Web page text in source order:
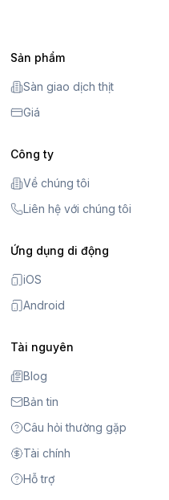
Sản phẩm
Sàn giao dịch thịt
Giá
Công ty
Về chúng tôi
Liên hệ với chúng tôi
Ứng dụng di động
iOS
Android
Tài nguyên
Blog
Bản tin
Câu hỏi thường gặp
Tài chính
Hỗ trợ